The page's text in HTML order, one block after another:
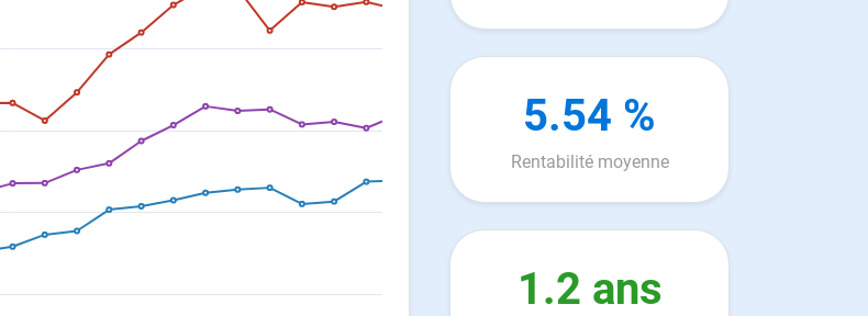
5.54 %
Rentabilité moyenne
1.2 ans